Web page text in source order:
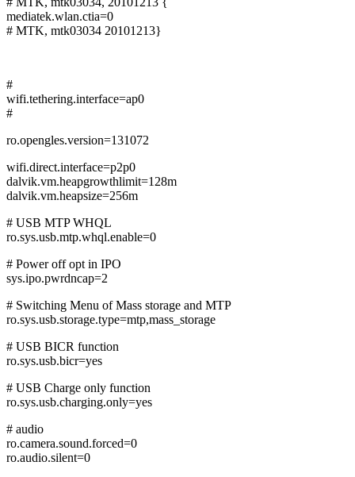
mediatek.wlan.ctia=0
# MTK, mtk03034 20101213}
#
wifi.tethering.interface=ap0
#
ro.opengles.version=131072
wifi.direct.interface=p2p0
dalvik.vm.heapgrowthlimit=128m
dalvik.vm.heapsize=256m
# USB MTP WHQL
ro.sys.usb.mtp.whql.enable=0
# Power off opt in IPO
sys.ipo.pwrdncap=2
# Switching Menu of Mass storage and MTP
ro.sys.usb.storage.type=mtp,mass_storage
# USB BICR function
ro.sys.usb.bicr=yes
# USB Charge only function
ro.sys.usb.charging.only=yes
# audio
ro.camera.sound.forced=0
ro.audio.silent=0